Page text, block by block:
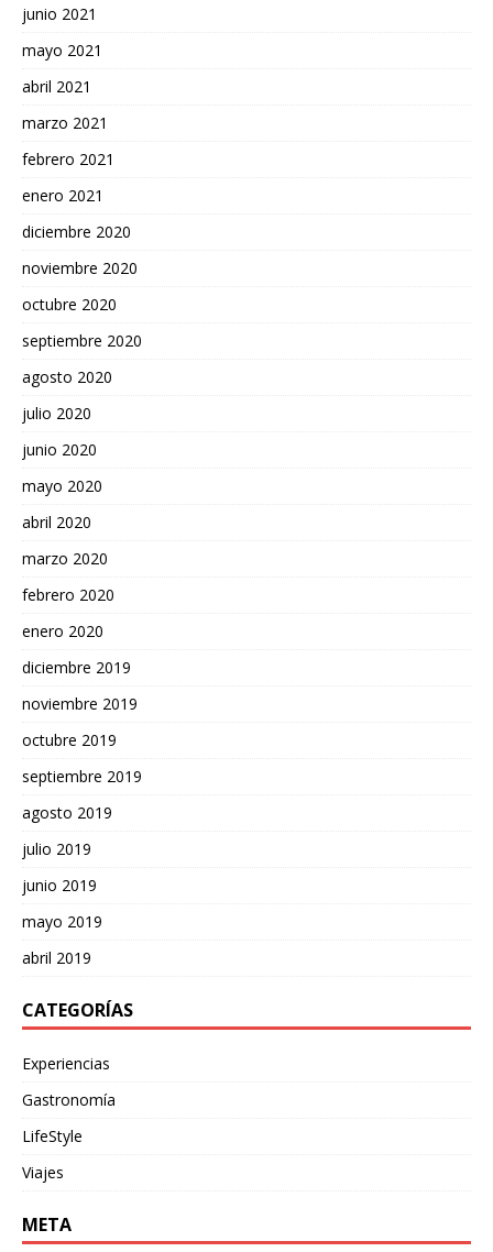
junio 2021
mayo 2021
abril 2021
marzo 2021
febrero 2021
enero 2021
diciembre 2020
noviembre 2020
octubre 2020
septiembre 2020
agosto 2020
julio 2020
junio 2020
mayo 2020
abril 2020
marzo 2020
febrero 2020
enero 2020
diciembre 2019
noviembre 2019
octubre 2019
septiembre 2019
agosto 2019
julio 2019
junio 2019
mayo 2019
abril 2019
CATEGORÍAS
Experiencias
Gastronomía
LifeStyle
Viajes
META